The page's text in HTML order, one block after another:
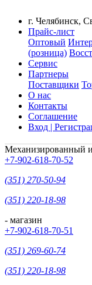
г. Челябинск,
Прайс-лист
Оптовый
(розница)
Сервис
Партнеры
Поставщики
О нас
Контакты
Соглашение
Вход |
Механизированный
+7-902-618-70-52
(351) 270-50-94
(351) 220-18-98
- магазин
+7-902-618-70-51
(351) 269-60-74
(351) 220-18-98